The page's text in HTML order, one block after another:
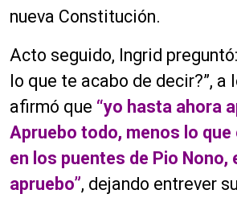
nueva Constitución.
Acto seguido, Ingrid
lo que te acabo de decir?”, a
afirmó que “yo hasta ahora
Apruebo todo, menos lo
en los puentes de Pio Nono,
apruebo”, dejando entrever